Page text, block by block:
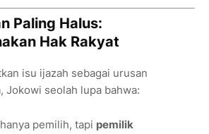
Paling Halus:
Hak Rakyat
isu ijazah sebagai urusan
Jokowi seolah lupa bahwa:
pemilih, tapi pemilik